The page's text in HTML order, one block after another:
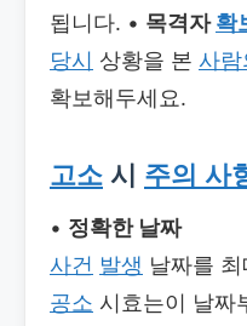
됩니다. • 목격자확
당시 상황을 본 사람
확보해두세요.
고소 시 주의 사
• 정확한 날짜
사건 발생 날짜를
공소 시효는이 날짜